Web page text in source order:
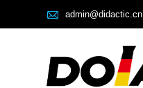
 admin@didactic.cn